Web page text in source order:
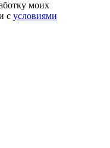
моих
с условиями